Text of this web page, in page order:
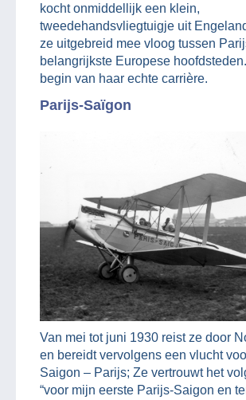
kocht onmiddellijk een klein,
tweedehandsvliegtuigje uit
ze uitgebreid mee vloog tussen
belangrijkste Europese
begin van haar echte carrière.
Parijs-Saïgon
Van mei tot juni 1930 reist ze door
en bereidt vervolgens een vlucht
Saigon – Parijs; Ze vertrouwt het
“voor mijn eerste Parijs-Saigon en